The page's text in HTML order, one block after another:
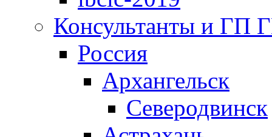
Консультанты и ГП
Россия
Архангельск
Северодвинск